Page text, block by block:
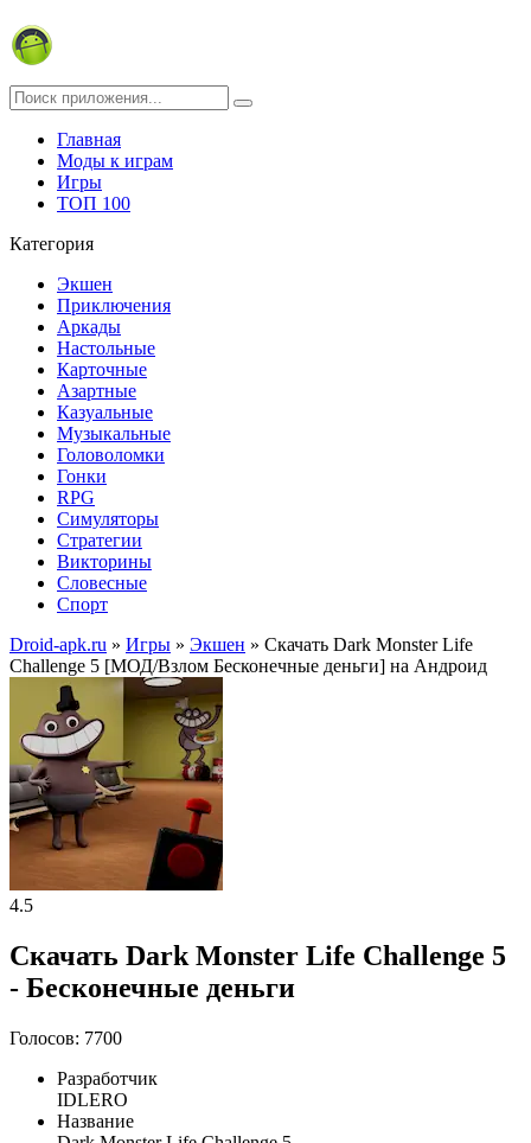
Главная
Моды к играм
Игры
ТОП 100
Категория
Экшен
Приключения
Аркады
Настольные
Карточные
Азартные
Казуальные
Музыкальные
Головоломки
Гонки
RPG
Симуляторы
Стратегии
Викторины
Словесные
Спорт
Droid-apk.ru » Игры » Экшен » Скачать Dark Monster Life
Challenge 5 [МОД/Взлом Бесконечные деньги] на Андроид
4.5
Скачать Dark Monster Life Challenge 5
- Бесконечные деньги
Голосов: 7700
Разработчик
IDLERO
Название